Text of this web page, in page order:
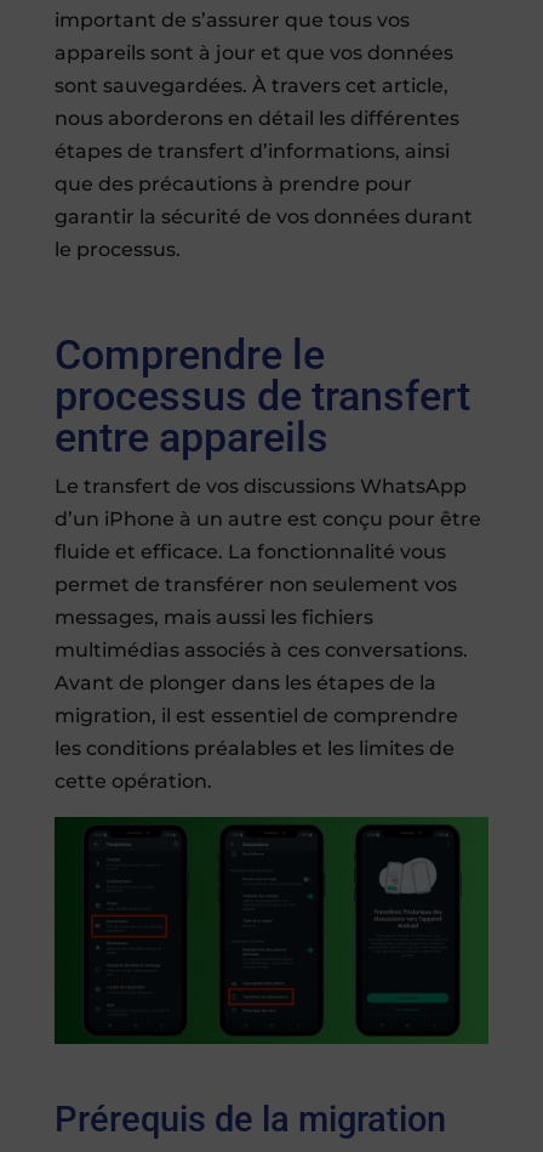
important de s’assurer que tous vos
appareils sont à jour et que vos données
sont sauvegardées. À travers cet article,
nous aborderons en détail les différentes
étapes de transfert d’informations, ainsi
que des précautions à prendre pour
garantir la sécurité de vos données durant
le processus.
Comprendre le
processus de transfert
entre appareils
Le transfert de vos discussions WhatsApp
d’un iPhone à un autre est conçu pour être
fluide et efficace. La fonctionnalité vous
permet de transférer non seulement vos
messages, mais aussi les fichiers
multimédias associés à ces conversations.
Avant de plonger dans les étapes de la
migration, il est essentiel de comprendre
les conditions préalables et les limites de
cette opération.
Prérequis de la migration